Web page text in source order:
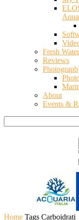
Fresh
Reviews
About
Events &
Home Tags Carboidrati